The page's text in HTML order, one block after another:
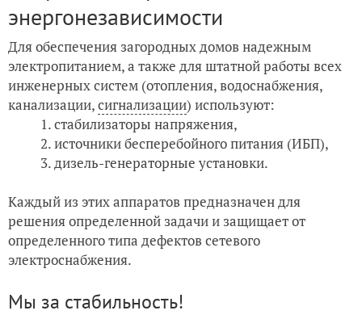
энергонезависимости
Для обеспечения загородных домов надежным
электропитанием, а также для штатной работы всех
инженерных систем (отопления, водоснабжения,
канализации,сигнализации) используют:
стабилизаторы напряжения,
источники бесперебойного питания (ИБП),
дизель-генераторные установки.
Каждый из этих аппаратов предназначен для
решения определенной задачи и защищает от
определенного типа дефектов сетевого
электроснабжения.
Мы за стабильность!